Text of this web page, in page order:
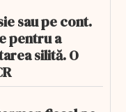
sau pe cont.
pentru a
silită. O